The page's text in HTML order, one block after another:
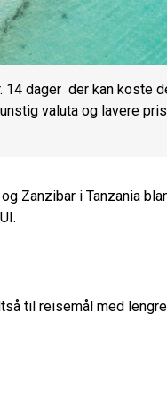
14 dager der kan koste
valuta og lavere
Zanzibar i Tanzania
til reisemål med